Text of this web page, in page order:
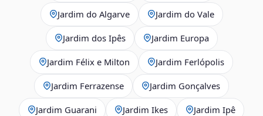
Jardim do Algarve Jardim do Vale
Jardim dos Ipês Jardim Europa
Jardim Félix e Milton Jardim Ferlópolis
Jardim Ferrazense Jardim Gonçalves
Jardim Guarani Jardim Ikes Jardim Ipê